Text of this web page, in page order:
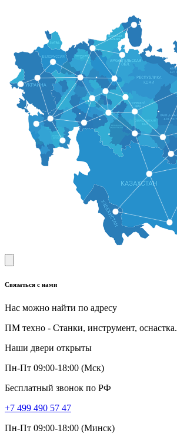
Связаться с нами
Нас можно найти по адресу
ПМ техно - Станки, инструмент, оснастка.
Наши двери открыты
Пн-Пт 09:00-18:00 (Мск)
Бесплатный звонок по РФ
+7 499 490 57 47
Пн-Пт 09:00-18:00 (Минск)